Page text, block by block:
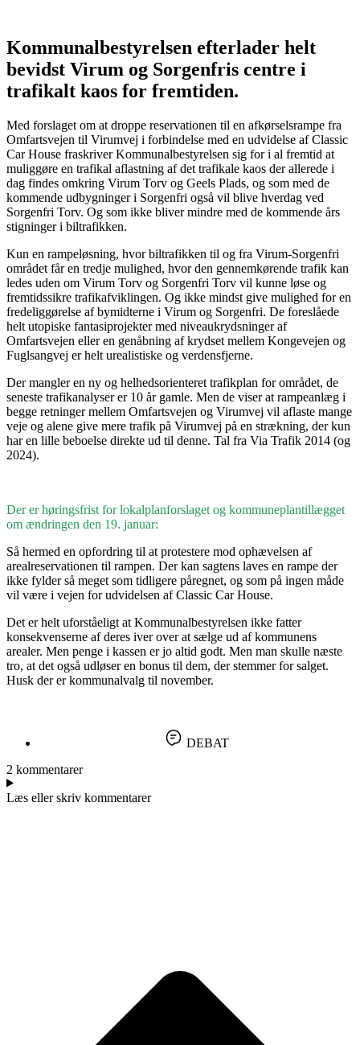
Kommunalbestyrelsen efterlader helt
bevidst Virum og Sorgenfris centre i
trafikalt kaos for fremtiden.
Med forslaget om at droppe reservationen til en afkørselsrampe fra
Omfartsvejen til Virumvej i forbindelse med en udvidelse af Classic
Car House fraskriver Kommunalbestyrelsen sig for i al fremtid at
muliggøre en trafikal aflastning af det trafikale kaos der allerede i
dag findes omkring Virum Torv og Geels Plads, og som med de
kommende udbygninger i Sorgenfri også vil blive hverdag ved
Sorgenfri Torv. Og som ikke bliver mindre med de kommende års
stigninger i biltrafikken.
Kun en rampeløsning, hvor biltrafikken til og fra Virum-Sorgenfri
området får en tredje mulighed, hvor den gennemkørende trafik kan
ledes uden om Virum Torv og Sorgenfri Torv vil kunne løse og
fremtidssikre trafikafviklingen. Og ikke mindst give mulighed for en
fredeliggørelse af bymidterne i Virum og Sorgenfri. De foreslåede
helt utopiske fantasiprojekter med niveaukrydsninger af
Omfartsvejen eller en genåbning af krydset mellem Kongevejen og
Fuglsangvej er helt urealistiske og verdensfjerne.
Der mangler en ny og helhedsorienteret trafikplan for området, de
seneste trafikanalyser er 10 år gamle. Men de viser at rampeanlæg i
begge retninger mellem Omfartsvejen og Virumvej vil aflaste mange
veje og alene give mere trafik på Virumvej på en strækning, der kun
har en lille beboelse direkte ud til denne. Tal fra Via Trafik 2014 (og
2024).
Der er høringsfrist for lokalplanforslaget og kommuneplantillægget
om ændringen den 19. januar:
Så hermed en opfordring til at protestere mod ophævelsen af
arealreservationen til rampen. Der kan sagtens laves en rampe der
ikke fylder så meget som tidligere påregnet, og som på ingen måde
vil være i vejen for udvidelsen af Classic Car House.
Det er helt uforståeligt at Kommunalbestyrelsen ikke fatter
konsekvenserne af deres iver over at sælge ud af kommunens
arealer. Men penge i kassen er jo altid godt. Men man skulle næste
tro, at det også udløser en bonus til dem, der stemmer for salget.
Husk der er kommunalvalg til november.
DEBAT
2 kommentarer
Læs eller skriv kommentarer